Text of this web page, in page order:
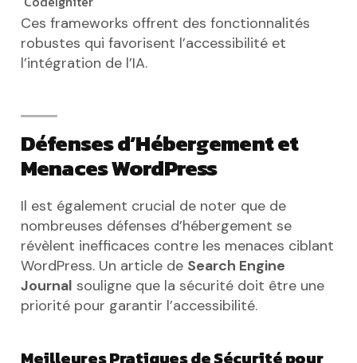
Ces frameworks offrent des fonctionnalités
robustes qui favorisent l’accessibilité et
l’intégration de l’IA.
Défenses d’Hébergement et
Menaces WordPress
Il est également crucial de noter que de
nombreuses défenses d’hébergement se
révèlent inefficaces contre les menaces ciblant
WordPress. Un article de Search Engine
Journal souligne que la sécurité doit être une
priorité pour garantir l’accessibilité.
Meilleures Pratiques de Sécurité pour